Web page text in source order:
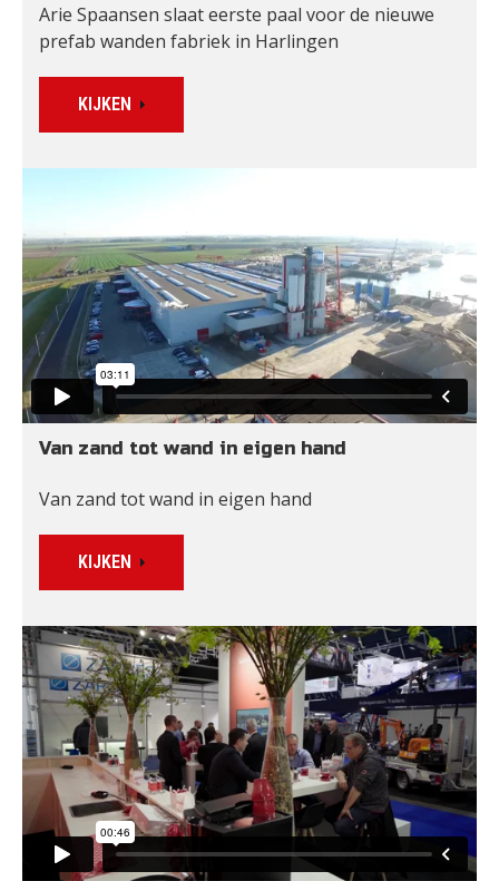
Arie Spaansen slaat eerste paal voor de nieuwe
prefab wanden fabriek in Harlingen
KIJKEN
Van zand tot wand in eigen hand
Van zand tot wand in eigen hand
KIJKEN